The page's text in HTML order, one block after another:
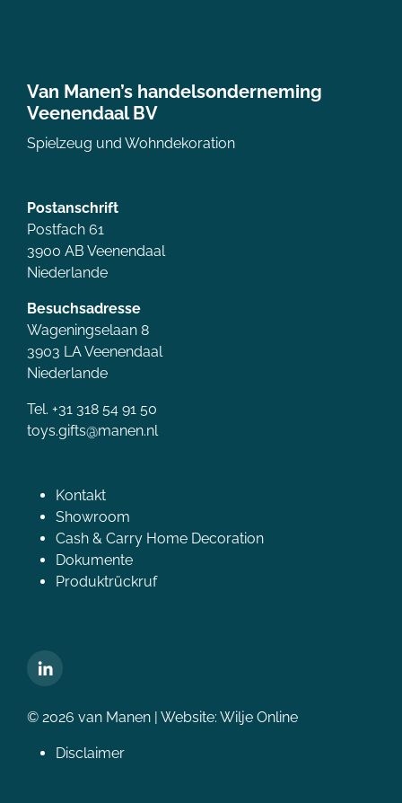
Van Manen’s handelsonderneming
Veenendaal BV
Spielzeug und Wohndekoration
Postanschrift
Postfach 61
3900 AB Veenendaal
Niederlande
Besuchsadresse
Wageningselaan 8
3903 LA Veenendaal
Niederlande
Tel. +31 318 54 91 50
toys.gifts@manen.nl
Kontakt
Showroom
Cash & Carry Home Decoration
Dokumente
Produktrückruf
© 2026 van Manen | Website: Wilje Online
Disclaimer